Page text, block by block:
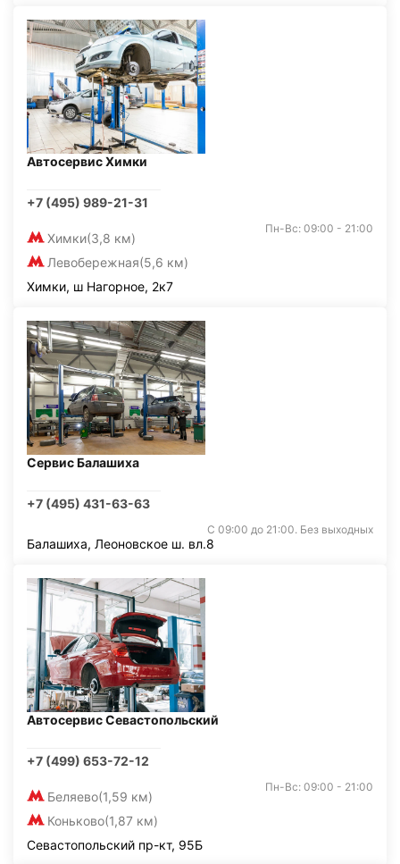
Автосервис Химки
+7 (495) 989-21-31
Химки(3,8 км)
Левобережная(5,6 км)
Пн-Вс: 09:00 - 21:00
Химки, ш Нагорное, 2к7
Сервис Балашиха
+7 (495) 431-63-63
С 09:00 до 21:00. Без выходных
Балашиха, Леоновское ш. вл.8
Автосервис Севастопольский
+7 (499) 653-72-12
Беляево(1,59 км)
Коньково(1,87 км)
Пн-Вс: 09:00 - 21:00
Севастопольский пр-кт, 95Б